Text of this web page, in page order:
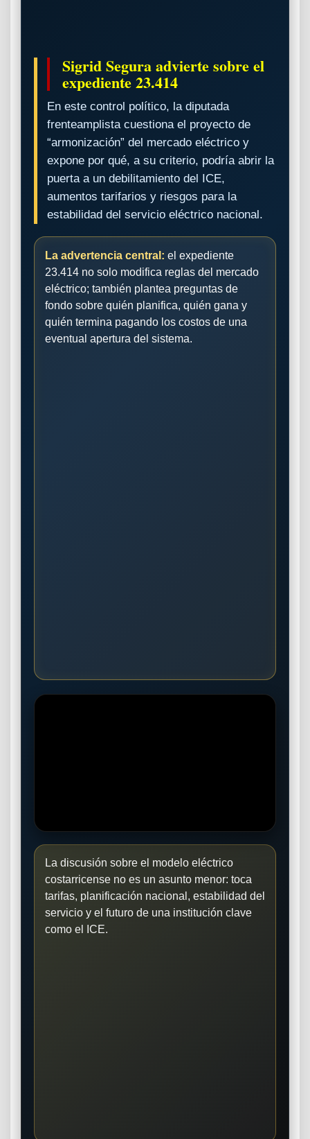
Sigrid Segura advierte sobre el
expediente 23.414
En este control político, la diputada
frenteamplista cuestiona el proyecto de
“armonización” del mercado eléctrico y
expone por qué, a su criterio, podría abrir la
puerta a un debilitamiento del ICE,
aumentos tarifarios y riesgos para la
estabilidad del servicio eléctrico nacional.
La advertencia central: el expediente
23.414 no solo modifica reglas del mercado
eléctrico; también plantea preguntas de
fondo sobre quién planifica, quién gana y
quién termina pagando los costos de una
eventual apertura del sistema.
La discusión sobre el modelo eléctrico
costarricense no es un asunto menor: toca
tarifas, planificación nacional, estabilidad del
servicio y el futuro de una institución clave
como el ICE.